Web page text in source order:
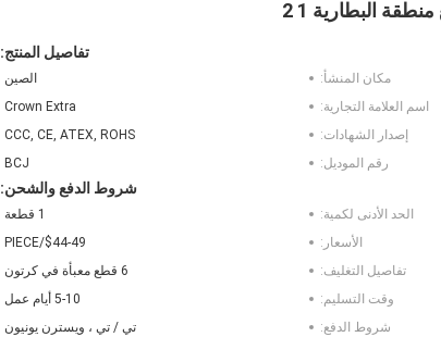
تفاصيل المنتج:
مكان المنشأ:
الصين
اسم العلامة التجارية:
Crown Extra
إصدار الشهادات:
CCC, CE, ATEX, ROHS
رقم الموديل:
BCJ
شروط الدفع والشحن:
الحد الأدنى لكمية:
1 قطعة
الأسعار:
$44-49/PIECE
تفاصيل التغليف:
6 قطع معبأة في كرتون
وقت التسليم:
5-10 أيام عمل
شروط الدفع:
تي / تي ، ويسترن يونيون